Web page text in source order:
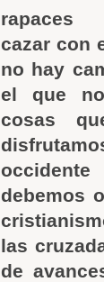
cazar con
no hay
el que
cosas
debemos
las
de